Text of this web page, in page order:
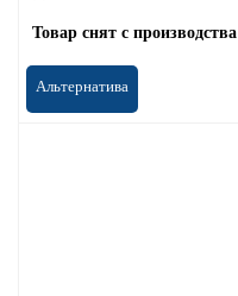
Товар снят с производства
Альтернатива